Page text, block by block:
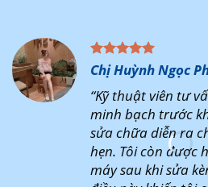
Chị Huỳnh Ngọc
“Kỹ thuật viên tư
minh bạch trước
sửa chữa diễn ra
hẹn. Tôi còn được
máy sau khi sửa